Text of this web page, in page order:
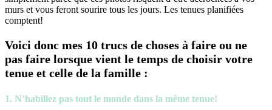
murs et vous feront sourire tous les jours. Les tenues planifiées
comptent!
Voici donc mes 10 trucs de choses à faire ou ne
pas faire lorsque vient le temps de choisir votre
tenue et celle de la famille :
1. N’habillez pas tout le monde dans la même tenue!